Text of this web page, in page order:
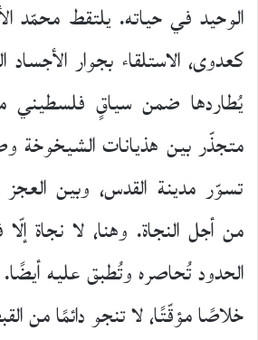
الوحيد في حياته. يلتقط محمّد
كعدوى، الاستلقاء بجوار الأجساد
يُطاردها ضمن سياقٍ
متجذّر بين هذيانات الشيخوخة
تسوّر مدينة القدس، وبين
من أجل النجاة. وهنا، لا نجاة
الحدود تُحاصره وتُطبق عليه أيضًا.
خلاصًا مؤقّتًا، لا تنجو دائمًا من